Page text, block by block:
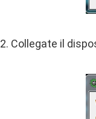
2. Collegate il